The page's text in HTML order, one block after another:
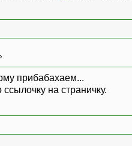
прибабахаем...
на страничку.